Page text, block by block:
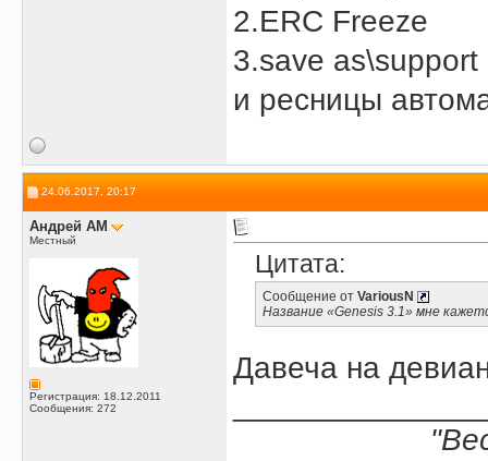
2.ERC Freeze
3.save
и ресницы
24.06.2017, 20:17
Андрей АМ
Местный
Регистрация: 18.12.2011
Сообщения: 272
Цитата:
Сообщение от VariousN
Название «Genesis 3.1» мне
Давеча на